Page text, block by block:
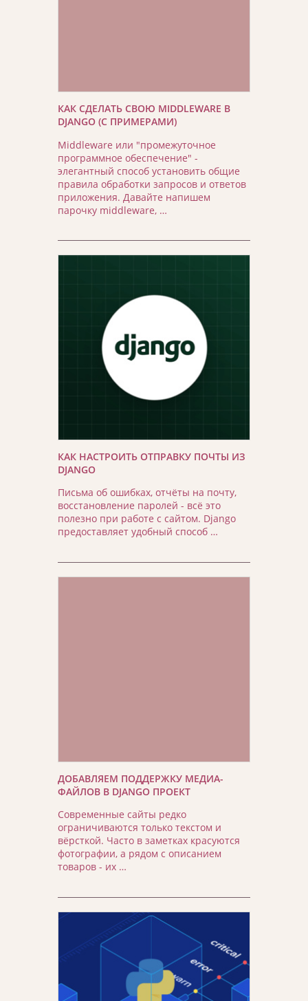
КАК СДЕЛАТЬ СВОЮ MIDDLEWARE В
DJANGO (С ПРИМЕРАМИ)
Middleware или "промежуточное
программное обеспечение" -
элегантный способ установить общие
правила обработки запросов и ответов
приложения. Давайте напишем
парочку middleware, …
КАК НАСТРОИТЬ ОТПРАВКУ ПОЧТЫ ИЗ
DJANGO
Письма об ошибках, отчёты на почту,
восстановление паролей - всё это
полезно при работе с сайтом. Django
предоставляет удобный способ …
ДОБАВЛЯЕМ ПОДДЕРЖКУ МЕДИА-
ФАЙЛОВ В DJANGO ПРОЕКТ
Современные сайты редко
ограничиваются только текстом и
вёрсткой. Часто в заметках красуются
фотографии, а рядом с описанием
товаров - их …